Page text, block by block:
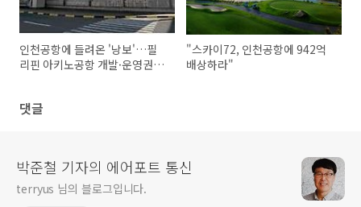
인천공항에 들려온 '낭보'…필
리핀 아키노공항 개발·운영권
"스카이72, 인천공항에 942억
배상하라"
댓글
박준철 기자의 에어포트 통신
terryus 님의 블로그입니다.